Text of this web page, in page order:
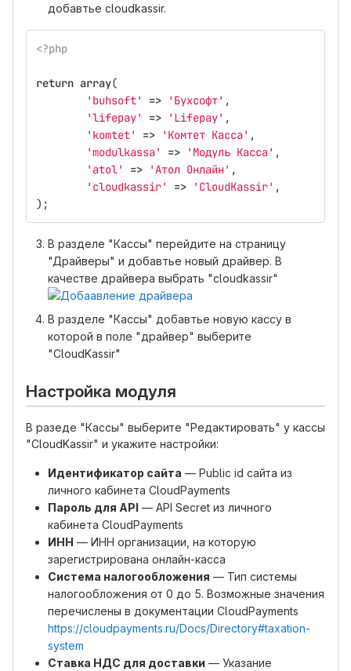
добавтье cloudkassir.
<?php
return array(
'buhsoft'
=> 'Бухсофт' ,
'lifepay'
=> 'Lifepay' ,
'komtet'
=> 'Комтет Касса' ,
'modulkassa'
=> 'Модуль Касса' ,
'atol'
=> 'Атол Онлайн' ,
'cloudkassir'
=> 'CloudKassir' ,
);
В разделе "Кассы" перейдите на страницу
"Драйверы" и добавтье новый драйвер. В
качестве драйвера выбрать "cloudkassir"
В разделе "Кассы" добавтье новую кассу в
которой в поле "драйвер" выберите
"CloudKassir"
Настройка модуля
В разеде "Кассы" выберите "Редактировать" у кассы
"CloudKassir" и укажите настройки:
Идентификатор сайта — Public id сайта из
личного кабинета CloudPayments
Пароль для API — API Secret из личного
кабинета CloudPayments
ИНН — ИНН организации, на которую
зарегистрирована онлайн-касса
Система налогообложения — Тип системы
налогообложения от 0 до 5. Возможные значения
перечислены в документации CloudPayments
https://cloudpayments.ru/Docs/Directory#taxation-
system
Ставка НДС для доставки — Указание